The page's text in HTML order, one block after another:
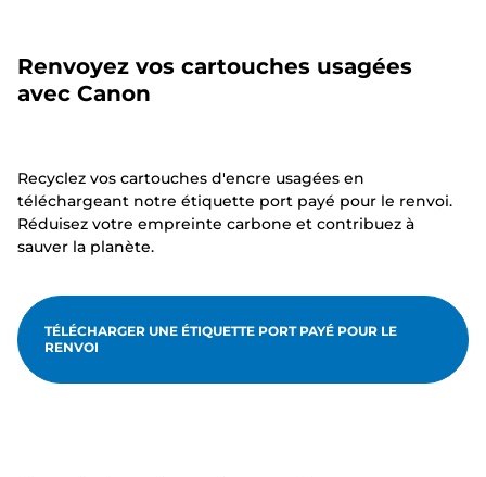
Renvoyez vos cartouches usagées
avec Canon
Recyclez vos cartouches d'encre usagées en
téléchargeant notre étiquette port payé pour le renvoi.
Réduisez votre empreinte carbone et contribuez à
sauver la planète.
TÉLÉCHARGER UNE ÉTIQUETTE PORT PAYÉ POUR LE
RENVOI